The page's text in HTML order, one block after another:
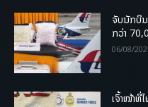
ຈັບນັກບິນ
ກວ່າ
06/08/
ເຈົ້າໜ້າ